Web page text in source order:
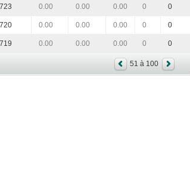
723 0.00 0.00 0.00 0 0
720 0.00 0.00 0.00 0 0
719 0.00 0.00 0.00 0 0
51 à 100